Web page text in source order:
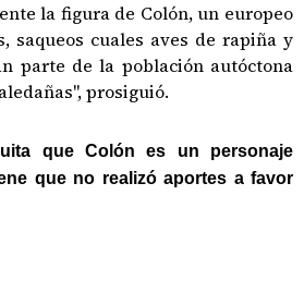
la figura de Colón, un europeo
saqueos cuales aves de rapiña y
parte de la población autóctona
prosiguió.
que Colón es un personaje
que no realizó aportes a favor